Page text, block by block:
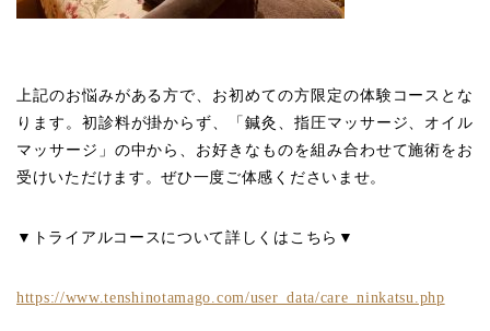
上記のお悩みがある方で、お初めての方限定の体験コースとな
ります。初診料が掛からず、「鍼灸、指圧マッサージ、オイル
マッサージ」の中から、お好きなものを組み合わせて施術をお
受けいただけます。ぜひ一度ご体感くださいませ。
▼トライアルコースについて詳しくはこちら▼
https://www.tenshinotamago.com/user_data/care_ninkatsu.php